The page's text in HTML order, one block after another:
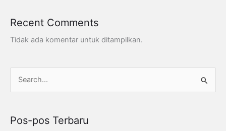
Recent Comments
Tidak ada komentar untuk ditampilkan.
iPos-pos Terbaru